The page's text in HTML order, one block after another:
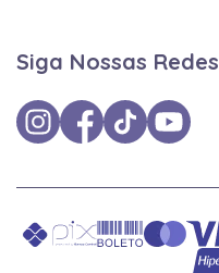
Siga Nossas Redes